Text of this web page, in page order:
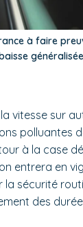
à faire
vitesse sur
polluantes
à la case
entrera en
la sécurité
des